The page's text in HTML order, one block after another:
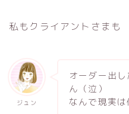
私もクライアントさまも
ジュン
オーダー出
ん（泣）
なんで現実